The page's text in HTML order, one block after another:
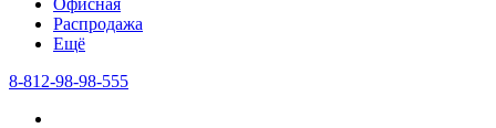
Офисная
Распродажа
Eщё
8-812-98-98-555